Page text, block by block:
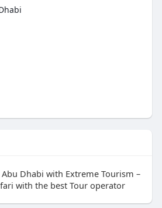
Dhabi with Extreme Tourism –
with the best Tour operator